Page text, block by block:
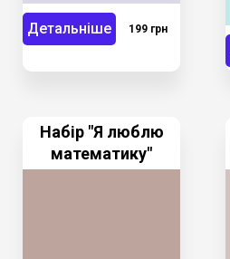
Детальніше 199 грн
Набір "Я люблю
математику"